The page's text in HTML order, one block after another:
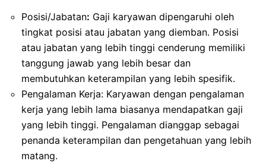
Posisi/Jabatan: Gaji karyawan dipengaruhi oleh
tingkat posisi atau jabatan yang diemban. Posisi
atau jabatan yang lebih tinggi cenderung memiliki
tanggung jawab yang lebih besar dan
membutuhkan keterampilan yang lebih spesifik.
Pengalaman Kerja: Karyawan dengan pengalaman
kerja yang lebih lama biasanya mendapatkan gaji
yang lebih tinggi. Pengalaman dianggap sebagai
penanda keterampilan dan pengetahuan yang lebih
matang.